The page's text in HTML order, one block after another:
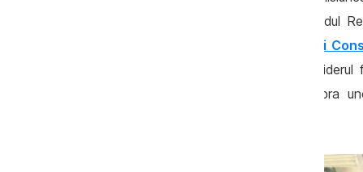
care să-i convingă să adere la Partidul
Hotărârea Curții
pierdut pârghia de influență, Ilan Șor,
ilegal de menținere a controlului asupra